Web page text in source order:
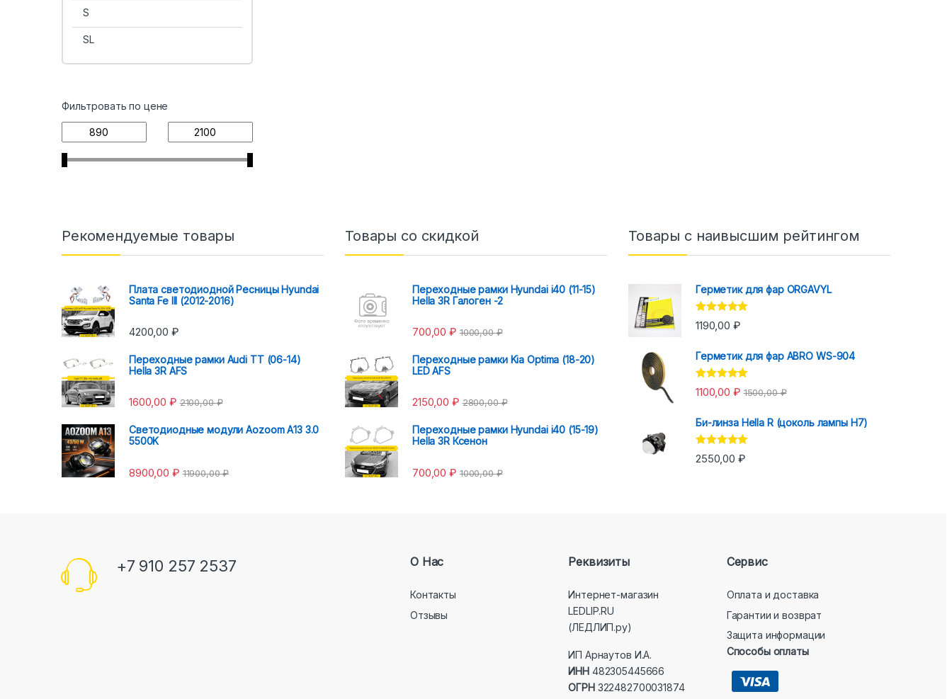
S
SL
Фильтровать по цене
Рекомендуемые товары
Плата светодиодной Ресницы Hyundai
Santa Fe III (2012-2016)
4200,00 ₽
Переходные рамки Audi TT (06-14)
Hella 3R AFS
1600,00 ₽ 2100,00₽
Светодиодные модули Aozoom A13 3.0
5500K
8900,00 ₽ 11900,00₽
Товары со скидкой
Переходные рамки Hyundai i40 (11-15)
Hella 3R Галоген -2
700,00₽ 1000,00₽
Переходные рамки Kia Optima (18-20)
LED AFS
2150,00 ₽ 2800,00₽
Переходные рамки Hyundai i40 (15-19)
Hella 3R Ксенон
700,00₽ 1000,00₽
Товары с наивысшим рейтингом
Герметик для фар ORGAVYL
Оценка 5.00
из 5
1190,00 ₽
Герметик для фар ABRO WS-904
Оценка 5.00
из 5
1100,00 ₽ 1500,00₽
Би-линза Hella R (цоколь лампы H7)
Оценка5.00
из 5
2550,00 ₽
+7 910 257 2537 О Нас
Контакты
Отзывы
Реквизиты
Интернет-магазин
LEDLIP.RU
(ЛЕДЛИП.ру)
ИП Арнаутов И.А.
ИНН482305445666
ОГРН322482700031874
Сервис
Оплата и доставка
Гарантии и возврат
Защита информации
Способы оплаты